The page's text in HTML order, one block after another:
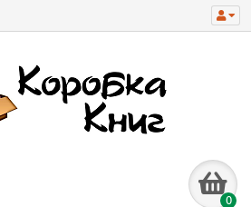
0